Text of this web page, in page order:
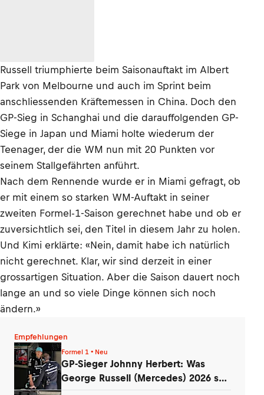
Russell triumphierte beim Saisonauftakt im Albert
Park von Melbourne und auch im Sprint beim
anschliessenden Kräftemessen in China. Doch den
GP-Sieg in Schanghai und die darauffolgenden GP-
Siege in Japan und Miami holte wiederum der
Teenager, der die WM nun mit 20 Punkten vor
seinem Stallgefährten anführt.
Nach dem Rennende wurde er in Miami gefragt, ob
er mit einem so starken WM-Auftakt in seiner
zweiten Formel-1-Saison gerechnet habe und ob er
zuversichtlich sei, den Titel in diesem Jahr zu holen.
Und Kimi erklärte: «Nein, damit habe ich natürlich
nicht gerechnet. Klar, wir sind derzeit in einer
grossartigen Situation. Aber die Saison dauert noch
lange an und so viele Dinge können sich noch
ändern.»
Empfehlungen
Formel 1 • Neu
GP-Sieger Johnny Herbert: Was
George Russell (Mercedes) 2026 so